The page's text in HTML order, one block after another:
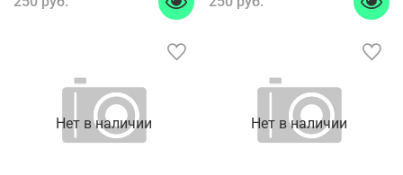
Нет в наличии Нет в наличии